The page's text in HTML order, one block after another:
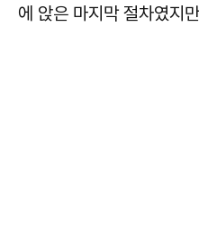
에 앉은 마지막 절차였지